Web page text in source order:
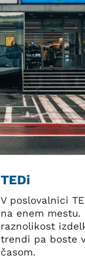
TEDi
V poslovalnici
na enem mestu.
raznolikost
trendi pa boste
časom.